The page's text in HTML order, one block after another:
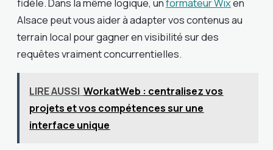
Alsace peut vous aider à adapter vos contenus au
terrain local pour gagner en visibilité sur des
requêtes vraiment concurrentielles.
LIRE AUSSI WorkatWeb : centralisez vos
projets et vos compétences sur une
interface unique